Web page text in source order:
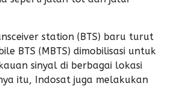
station (BTS) baru turut
BTS (MBTS) dimobilisasi untuk
sinyal di berbagai lokasi
itu, Indosat juga melakukan